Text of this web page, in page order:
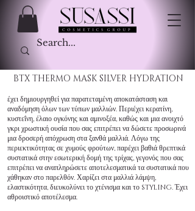
BTX THERMO MASK SILVER HYDRATION
έχει δημιουργηθεί για παρατεταμένη αποκατάσταση και
αναδόμηση όλων των τύπων μαλλιών. Περιέχει κερατίνη,
κυστεΐνη, έλαιο ογκόνης και αμινοξέα, καθώς και μια ανοιχτό
γκρι χρωστική ουσία που σας επιτρέπει να δώσετε προσωρινά
μια δροσερή απόχρωση στα ξανθά μαλλιά. Λόγω της
περιεκτικότητας σε χυμούς φρούτων, παρέχει βαθιά θρεπτικά
συστατικά στην εσωτερική δομή της τρίχας, γεγονός που σας
επιτρέπει να αναπληρώσετε αποτελεσματικά τα συστατικά που
χάθηκαν στο παρελθόν. Χαρίζει στα μαλλιά λάμψη,
ελαστικότητα, διευκολύνει το χτένισμα και το styling. Έχει
αθροιστικό αποτέλεσμα.